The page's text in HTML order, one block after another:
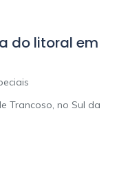
do litoral em
Trancoso, no Sul da